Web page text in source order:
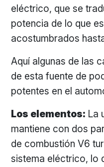
eléctrico, que se
potencia de lo que
acostumbrados
Aquí algunas de las
de esta fuente de
potentes en el
Los elementos: La
mantiene con dos
de combustión V6
sistema eléctrico, lo